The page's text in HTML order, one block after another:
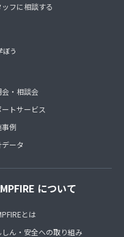
ッフに相談する
ぼう
会・相談会
トサービス
事例
ータ
について
とは
しん・安全への取り組み